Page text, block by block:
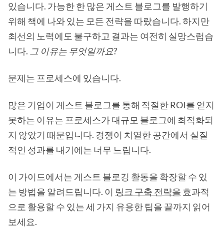
있습니다. 가능한 한 많은 게스트 블로그를 발행하기
위해 책에 나와 있는 모든 전략을 따랐습니다. 하지만
최선의 노력에도 불구하고 결과는 여전히 실망스럽습
니다. 그 이유는 무엇일까요?
문제는 프로세스에 있습니다.
많은 기업이 게스트 블로그를 통해 적절한 ROI를 얻지
못하는 이유는 프로세스가 대규모 블로그에 최적화되
지 않았기 때문입니다. 경쟁이 치열한 공간에서 실질
적인 성과를 내기에는 너무 느립니다.
이 가이드에서는 게스트 블로깅 활동을 확장할 수 있
는 방법을 알려드립니다. 이 링크 구축 전략을 효과적
으로 활용할 수 있는 세 가지 유용한 팁을 끝까지 읽어
보세요.